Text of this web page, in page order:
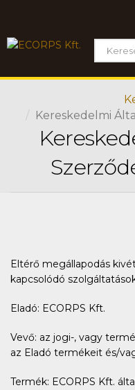
Kereskedelmi
Eltérő megállapodás
kapcsolódó
Eladó: ECORPS Kft.
Vevő: az jogi-, vagy
az Eladó termékeit és/
Termék: ECORPS Kft.